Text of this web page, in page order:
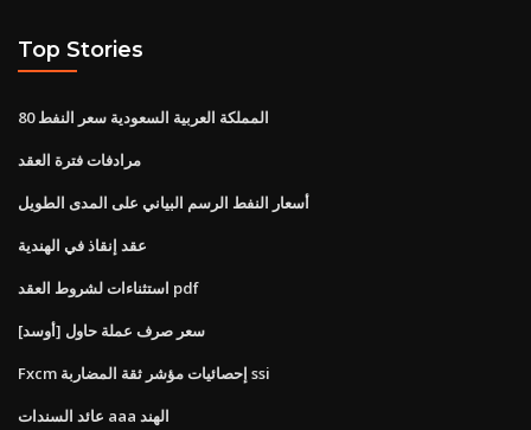
Top Stories
المملكة العربية السعودية سعر النفط 80
مرادفات فترة العقد
أسعار النفط الرسم البياني على المدى الطويل
عقد إنقاذ في الهندية
استثناءات لشروط العقد pdf
سعر صرف عملة حاول [أوسد]
Fxcm إحصائيات مؤشر ثقة المضاربة ssi
عائد السندات aaa الهند